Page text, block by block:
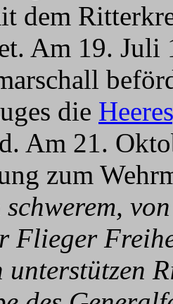
dem
Am 19. Juli
die
Am 21.
zum
Flieger